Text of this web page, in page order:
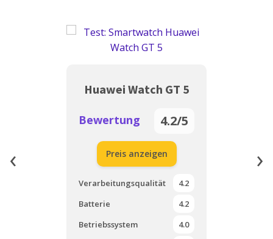
Huawei Watch GT 5
Bewertung 4.2/5
Preis anzeigen
Verarbeitungsqualität
4.2
Batterie
4.2
Betriebssystem
4.0
‹ ›